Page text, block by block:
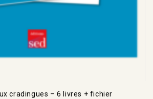
cradingues – 6 livres + fichier